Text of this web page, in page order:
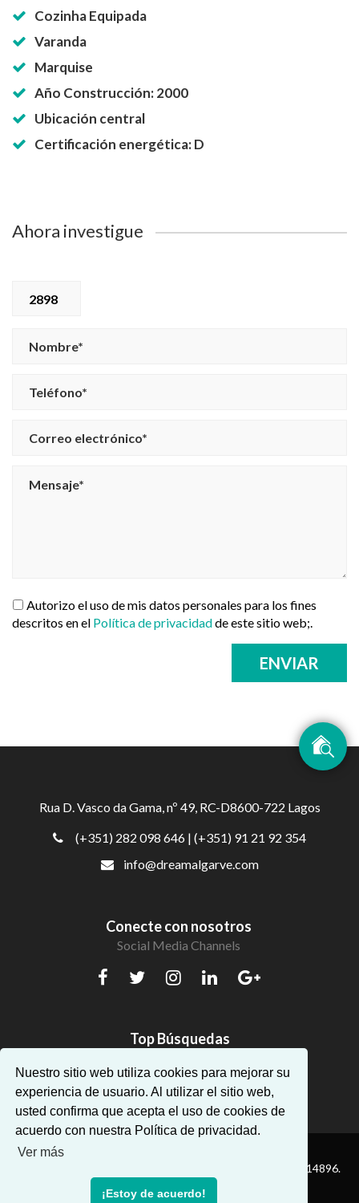
Nuestro sitio web utiliza cookies para mejorar su
experiencia de usuario. Al utilizar el sitio web,
usted confirma que acepta el uso de cookies de
acuerdo con nuestra Política de privacidad.
Ver más
¡Estoy de acuerdo!
Cozinha Equipada
Varanda
Marquise
Año Construcción: 2000
Ubicación central
Certificación energética: D
Ahora investigue
2898
Autorizo el uso de mis datos personales para los fines
descritos en el Política de privacidadde este sitio web;.
ENVIAR
Rua D. Vasco da Gama, nº 49, RC-D8600-722 Lagos
(+351) 282 098 646 | (+351) 91 21 92 354
info@dreamalgarve.com
Conecte con nosotros
Social Media Channels
Top Búsquedas
Hermosos apartamentos en Algarve
® Dream Algarve. Todos los derechos reservados — AMI:14896.